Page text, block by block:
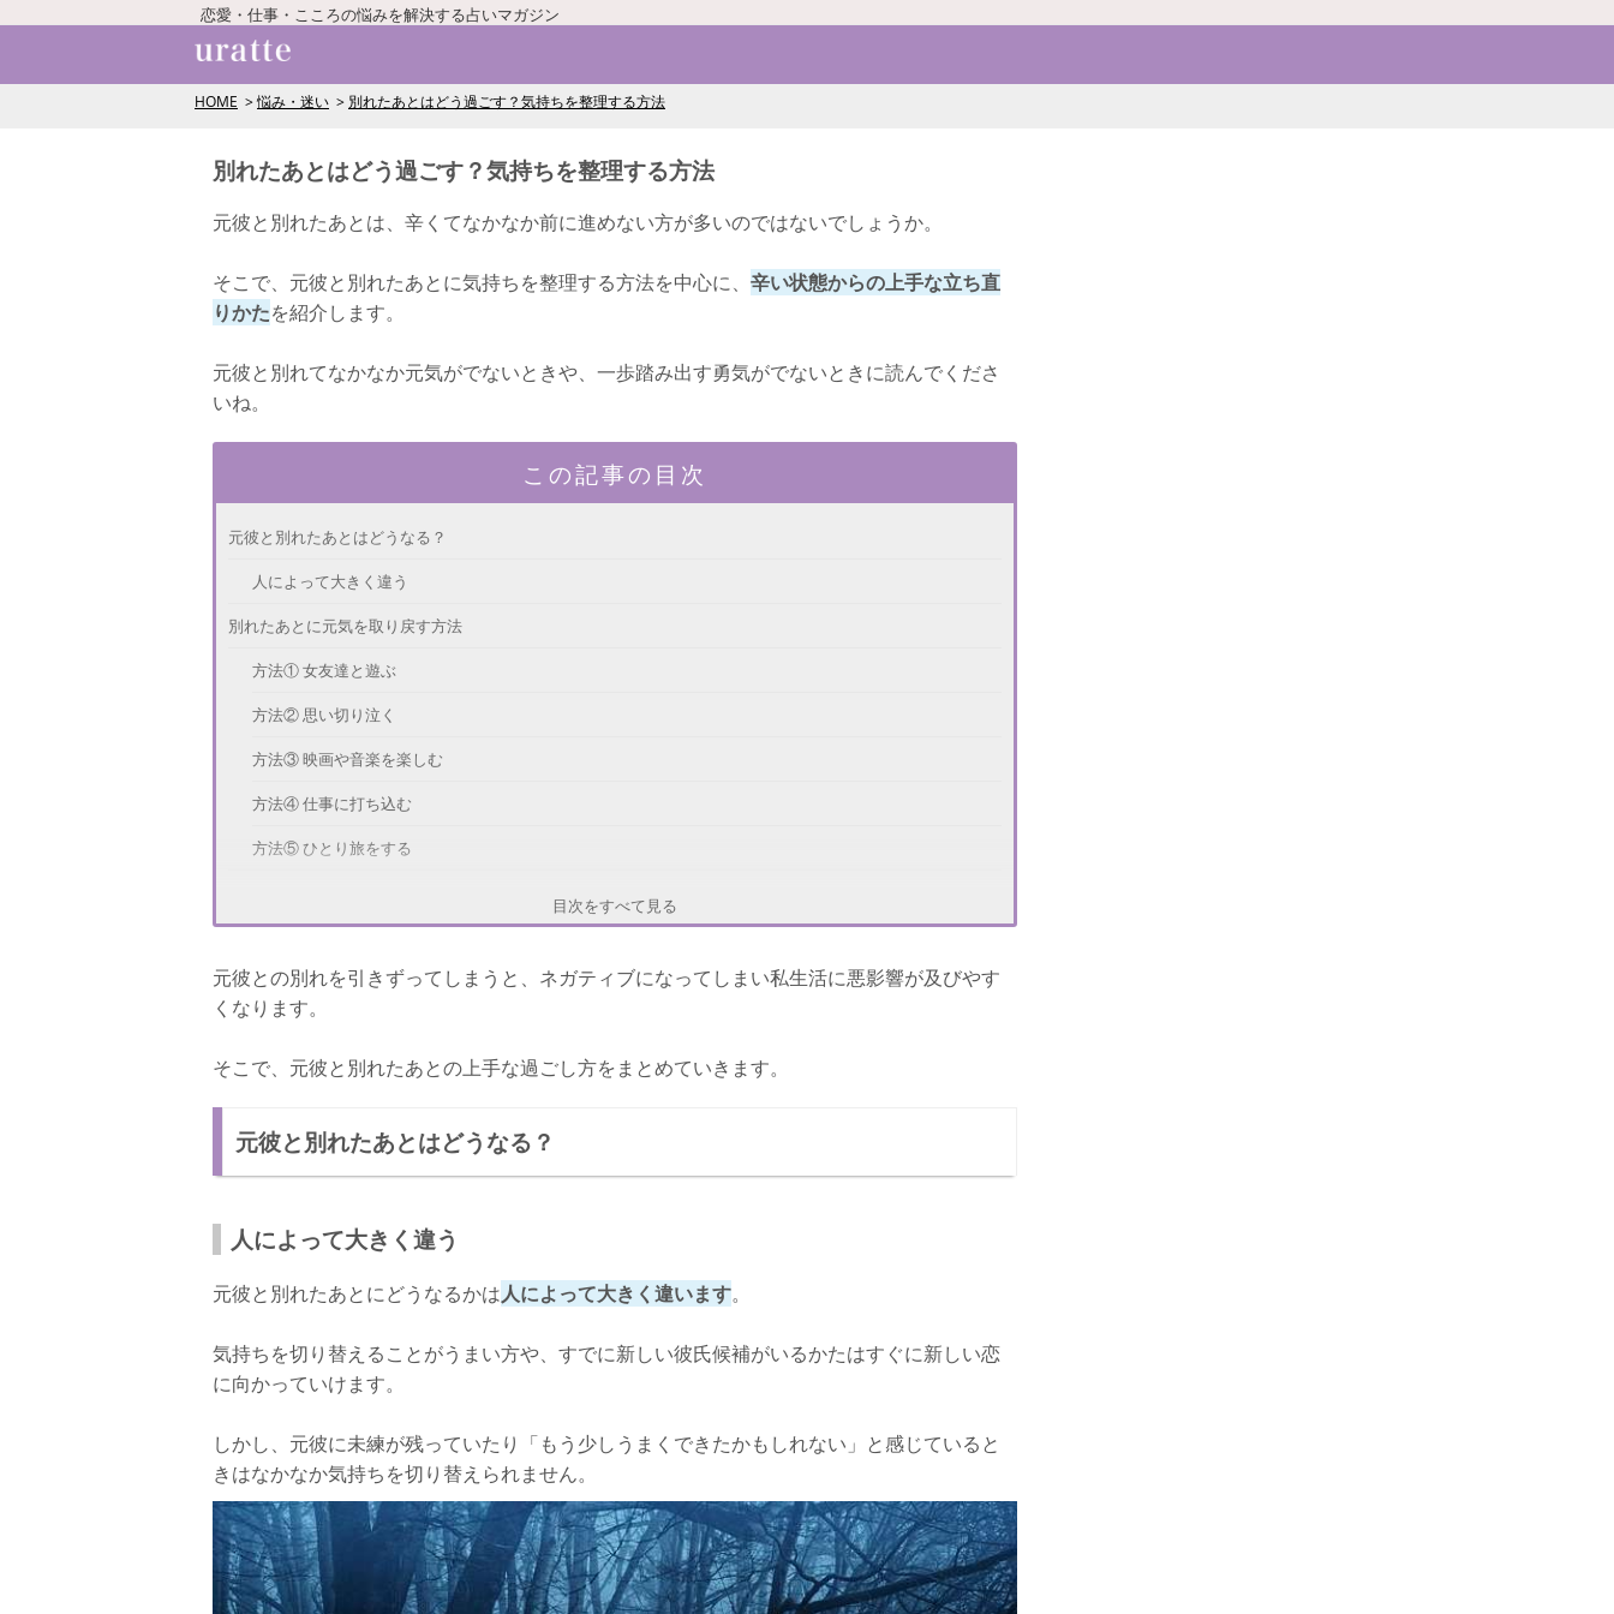
恋愛・仕事・こころの悩みを解決する占いマガジン
HOME 悩み・迷い 別れたあとはどう過ごす？気持ちを整理する方法
別れたあとはどう過ごす？気持ちを整理する方法
元彼と別れたあとは、辛くてなかなか前に進めない方が多いのではないでしょうか。
そこで、元彼と別れたあとに気持ちを整理する方法を中心に、 辛い状態からの上手な立ち直
りかたを紹介します。
元彼と別れてなかなか元気がでないときや、一歩踏み出す勇気がでないときに読んでくださ
いね。
この記事の目次
元彼と別れたあとはどうなる？
人によって大きく違う
別れたあとに元気を取り戻す方法
方法① 女友達と遊ぶ
方法② 思い切り泣く
方法③ 映画や音楽を楽しむ
方法④ 仕事に打ち込む
方法⑤ ひとり旅をする
方法② 体を動かす
方法③ 失恋を受け入れる
方法④ 失恋の原因を見つめなおす
パターン① 復縁を目指す
パターン③ 恋愛以外に集中する
元彼と復縁していいパターンもある！
パターン② おたがいに復縁を望んでいる
元彼と復縁する方法
方法① 冷却期間をおく
方法② 少しずつ距離を縮める
方法③ 自分磨きをする
目次をすべて見る
元彼との別れを引きずってしまうと、ネガティブになってしまい私生活に悪影響が及びやす
くなります。
そこで、元彼と別れたあとの上手な過ごし方をまとめていきます。
元彼と別れたあとはどうなる？
人によって大きく違う
元彼と別れたあとにどうなるかは人によって大きく違います。
気持ちを切り替えることがうまい方や、すでに新しい彼氏候補がいるかたはすぐに新しい恋
に向かっていけます。
しかし、元彼に未練が残っていたり「もう少しうまくできたかもしれない」と感じていると
きはなかなか気持ちを切り替えられません。